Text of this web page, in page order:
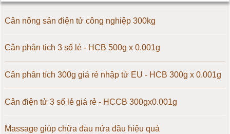
Cân điện tử 50kg
Cân điện tử 60kg
Cân điện tử 100kg
Cân điện tử 150kg
Cân điện tử 200kg
Cân nông sản điện tử công nghiệp 300kg
Cân phân tich 3 số lẻ - HCB 500g x 0.001g
Cân phân tích 300g giá rẻ nhập tử EU - HCB 300g x 0.001g
Cân điện tử 3 số lẻ giá rẻ - HCCB 300gx0.001g
Massage giúp chữa đau nửa đầu hiệu quả